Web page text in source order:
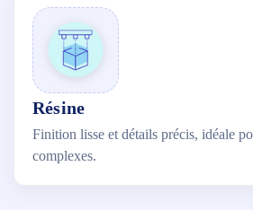
Résine
Finition lisse et détails précis, idéale
complexes.